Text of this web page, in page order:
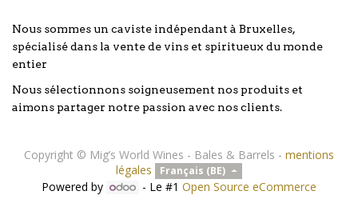
Nous sommes un caviste indépendant à Bruxelles,
spécialisé dans la vente de vins et spiritueux du monde
entier
Nous sélectionnons soigneusement nos produits et
aimons partager notre passion avec nos clients.
Copyright © Mig’s World Wines - Bales & Barrels - mentions
légales
Français (BE)
Powered by - Le #1 Open Source eCommerce